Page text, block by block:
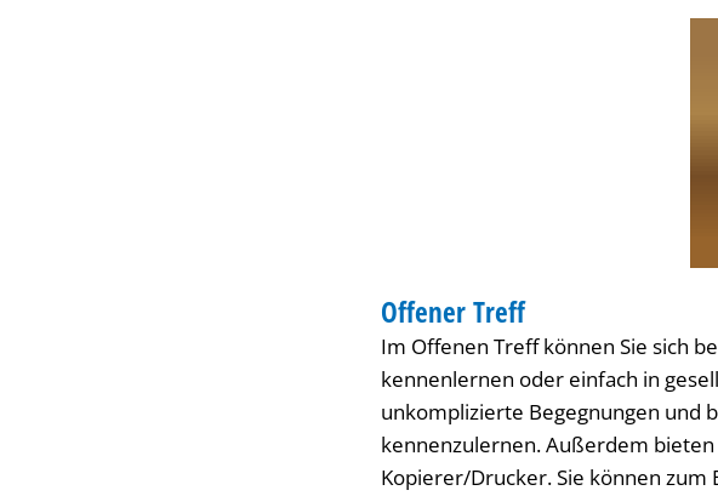
KATEGORIE: TREFFEN
Offener Treff
Im Offenen Treff können Sie sich
kennenlernen oder einfach in
unkomplizierte Begegnungen und
kennenzulernen. Außerdem
Kopierer/Drucker. Sie können zum